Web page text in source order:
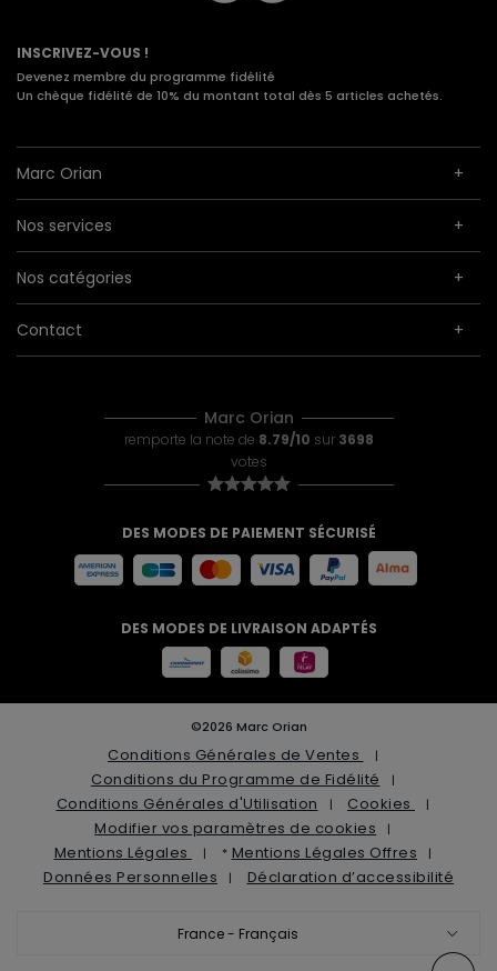
INSCRIVEZ-VOUS !
Devenez membre du programme fidélité
Un chèque fidélité de 10% du montant total dès 5 articles achetés.
Marc Orian
Nos services
Nos catégories
Contact
Marc Orian
remporte la note de 8.79/10 sur 3698
votes
DES MODES DE PAIEMENT SÉCURISÉ
DES MODES DE LIVRAISON ADAPTÉS
©2026 Marc Orian
Conditions Générales de Ventes
Conditions du Programme de Fidélité
Conditions Générales d'Utilisation
Cookies
Modifier vos paramètres de cookies
Mentions Légales
* Mentions Légales Offres
Données Personnelles
Déclaration d’accessibilité
France - Français